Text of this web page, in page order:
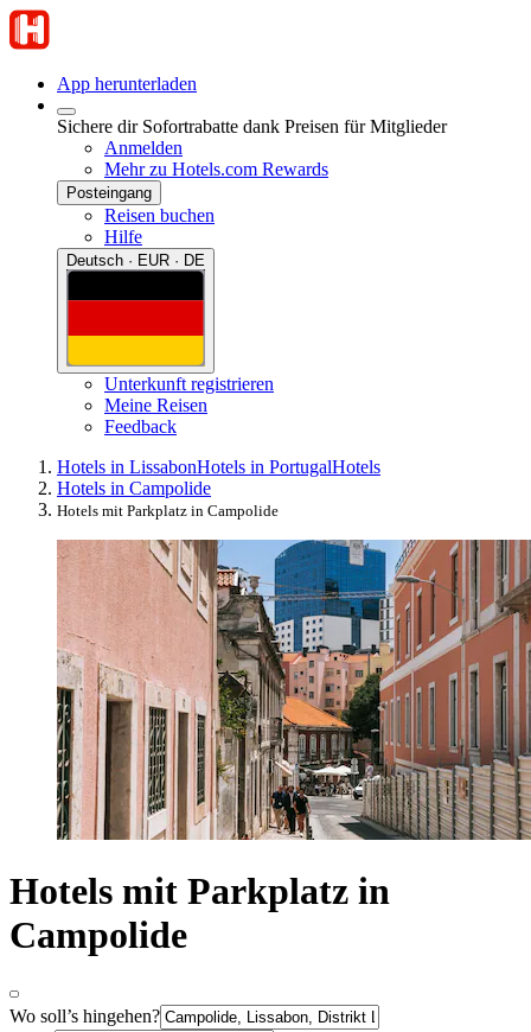
App herunterladen
Sichere dir Sofortrabatte dank Preisen für Mitglieder
Anmelden
Mehr zu Hotels.com Rewards
Posteingang
Reisen buchen
Hilfe
Deutsch · EUR · DE
Unterkunft registrieren
Meine Reisen
Feedback
Hotels in LissabonHotels in PortugalHotels
Hotels in Campolide
Hotels mit Parkplatz in Campolide
Hotels mit Parkplatz in
Campolide
Wo soll’s hingehen?